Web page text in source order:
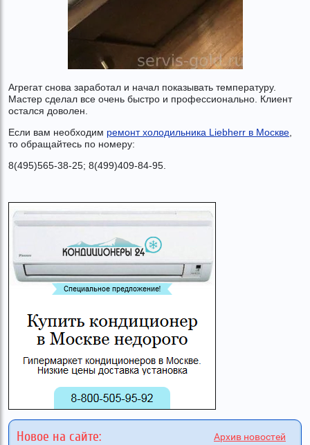
Агрегат снова заработал и начал показывать температуру.
Мастер сделал все очень быстро и профессионально. Клиент
остался доволен.
Если вам необходим ремонт холодильника Liebherr в Москве
то обращайтесь по номеру:
8(495)565-38-25; 8(499)409-84-95.
Новое на сайте: Архив новостей